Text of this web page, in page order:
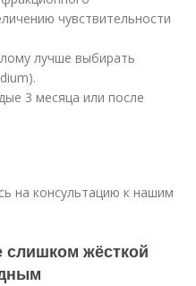
чувствительности
лучше выбирать
3 месяца или после
на консультацию к нашим
слишком жёсткой